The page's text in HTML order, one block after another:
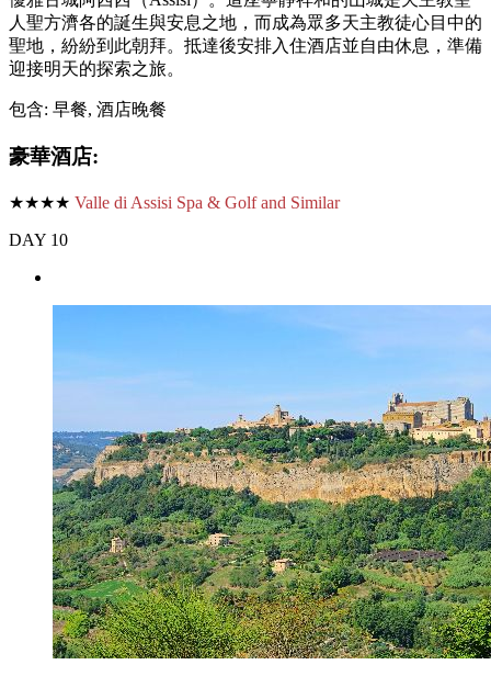
人聖方濟各的誕生與安息之地，而成為眾多天主教徒心目中的
聖地，紛紛到此朝拜。抵達後安排入住酒店並自由休息，準備
迎接明天的探索之旅。
包含: 早餐, 酒店晚餐
豪華酒店:
★★★★ Valle di Assisi Spa & Golf and Similar
DAY 10